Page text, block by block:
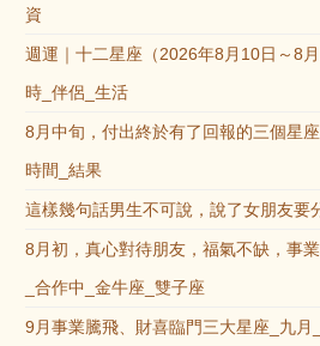
資
週運｜十二星座（2026年8月10日～8
時_伴侶_生活
8月中旬，付出終於有了回報的三個星
時間_結果
這樣幾句話男生不可說，說了女朋友要
8月初，真心對待朋友，福氣不缺，事
_合作中_金牛座_雙子座
9月事業騰飛、財喜臨門三大星座_九月